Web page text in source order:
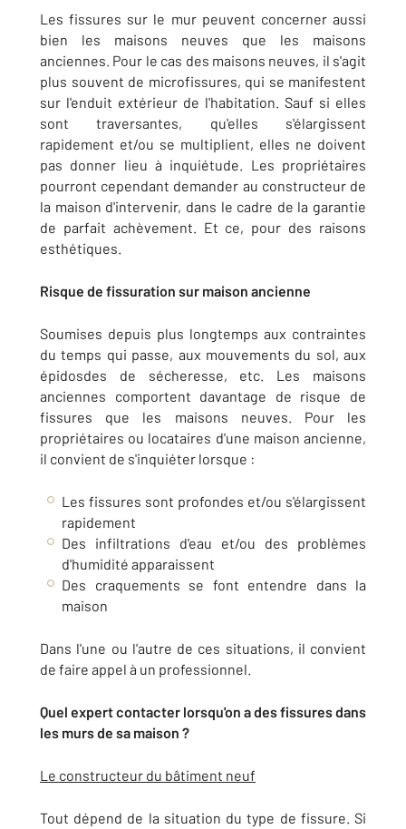
Les fissures sur le mur peuvent concerner aussi
bien les maisons neuves que les maisons
anciennes. Pour le cas des maisons neuves, il s'agit
plus souvent de microfissures, qui se manifestent
sur l'enduit extérieur de l'habitation. Sauf si elles
sont traversantes, qu'elles s'élargissent
rapidement et/ou se multiplient, elles ne doivent
pas donner lieu à inquiétude. Les propriétaires
pourront cependant demander au constructeur de
la maison d'intervenir, dans le cadre de la garantie
de parfait achèvement. Et ce, pour des raisons
esthétiques.
Risque de fissuration sur maison ancienne
Soumises depuis plus longtemps aux contraintes
du temps qui passe, aux mouvements du sol, aux
épidosdes de sécheresse, etc. Les maisons
anciennes comportent davantage de risque de
fissures que les maisons neuves. Pour les
propriétaires ou locataires d'une maison ancienne,
il convient de s'inquiéter lorsque :
Les fissures sont profondes et/ou s'élargissent
rapidement
Des infiltrations d'eau et/ou des problèmes
d'humidité apparaissent
Des craquements se font entendre dans la
maison
Dans l'une ou l'autre de ces situations, il convient
de faire appel à un professionnel.
Quel expert contacter lorsqu'on a des fissures dans
les murs de sa maison ?
Le constructeur du bâtiment neuf
Tout dépend de la situation du type de fissure. Si